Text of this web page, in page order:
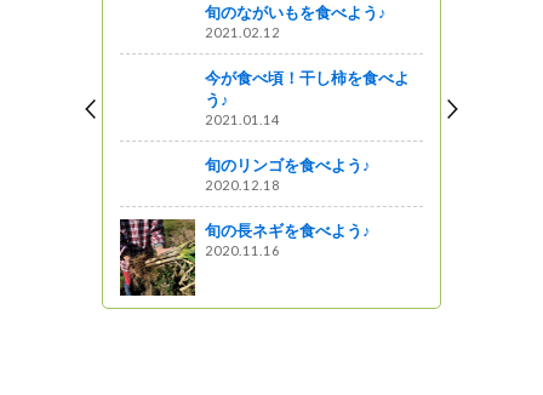
旬のながいもを食べよう♪
2021.02.12
今が食べ頃！干し柿を食べよ
う♪
2021.01.14
旬のリンゴを食べよう♪
2020.12.18
旬の長ネギを食べよう♪
2020.11.16